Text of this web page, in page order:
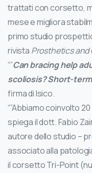
trattati con corsetto,
mese e migliora
primo studio
rivista Prosthetics
“”Can bracing help
scoliosis? Short-
firma di Isico.
“”Abbiamo coinvolto
spiega il dott. Fabio
autore dello studio –
associato alla
il corsetto Tri-Point